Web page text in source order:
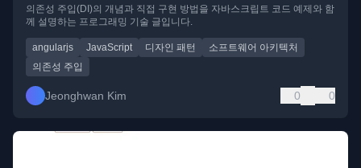
의존성 주입(DI)의 개념과 직접 구현 방법을 자바스크립트 코드 예제와 함
께 설명하는 프로그래밍 기술 글입니다.
angularjs JavaScript 디자인 패턴
소프트웨어 아키텍처
의존성 주입
Jeonghwan Kim 0 0